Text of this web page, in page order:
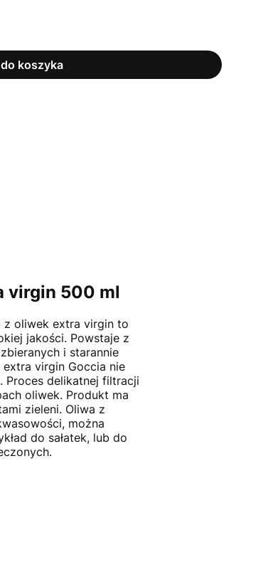
koszyka
virgin 500 ml
z oliwek extra virgin to
jakości. Powstaje z
i starannie
virgin Goccia nie
Proces delikatnej filtracji
oliwek. Produkt ma
zieleni. Oliwa z
można
do sałatek, lub do